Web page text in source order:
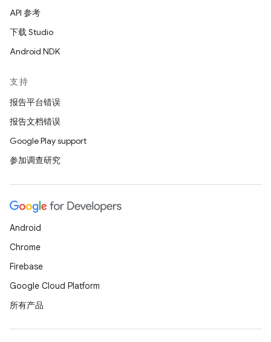
API 参考
下载 Studio
Android NDK
支持
报告平台错误
报告文档错误
Google Play support
参加调查研究
Android
Chrome
Firebase
Google Cloud Platform
所有产品